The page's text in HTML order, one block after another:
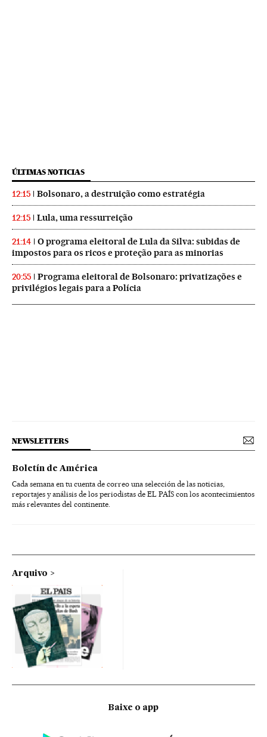
ÚLTIMAS NOTICIAS
12:15 Bolsonaro, a destruição como estratégia
12:15 Lula, uma ressurreição
21:14
O programa eleitoral de Lula da Silva: subidas de
impostos para os ricos e proteção para as minorias
20:55
Programa eleitoral de Bolsonaro: privatizações e
privilégios legais para a Polícia
NEWSLETTERS
Boletín de América
Cada semana en tu cuenta de correo una selección de las noticias,
reportajes y análisis de los periodistas de EL PAÍS con los acontecimientos
más relevantes del continente.
Arquivo
Baixe o app